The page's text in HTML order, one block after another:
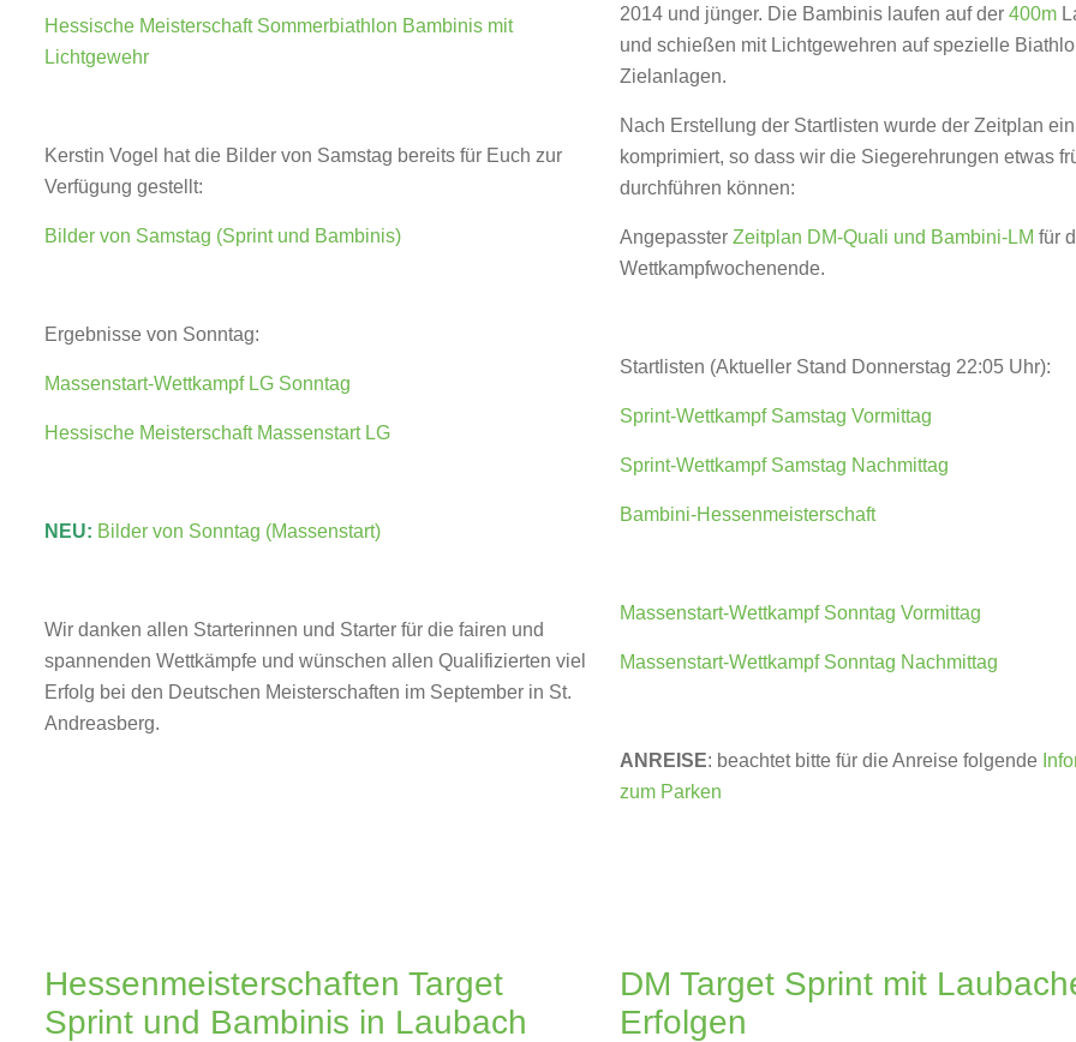
Hessische Meisterschaft Sommerbiathlon Bambinis mit
Lichtgewehr
Kerstin Vogel hat die Bilder von Samstag bereits für Euch zur
Verfügung gestellt:
Bilder von Samstag (Sprint und Bambinis)
Ergebnisse von Sonntag:
Massenstart-Wettkampf LG Sonntag
Hessische Meisterschaft Massenstart LG
NEU: Bilder von Sonntag (Massenstart)
Wir danken allen Starterinnen und Starter für die fairen und
spannenden Wettkämpfe und wünschen allen Qualifizierten viel
Erfolg bei den Deutschen Meisterschaften im September in St.
Andreasberg.
2014 und jünger. Die Bambinis laufen auf der 400m
und schießen mit Lichtgewehren auf spezielle
Zielanlagen.
Nach Erstellung der Startlisten wurde der Zeitplan
komprimiert, so dass wir die Siegerehrungen etwas
durchführen können:
Angepasster Zeitplan DM-Quali und Bambini-LM für
Wettkampfwochenende.
Startlisten (Aktueller Stand Donnerstag 22:05 Uhr):
Sprint-Wettkampf Samstag Vormittag
Sprint-Wettkampf Samstag Nachmittag
Bambini-Hessenmeisterschaft
Massenstart-Wettkampf Sonntag Vormittag
Massenstart-Wettkampf Sonntag Nachmittag
ANREISE: beachtet bitte für die Anreise folgende
zum Parken
Hessenmeisterschaften Target
Sprint und Bambinis in Laubach
DM Target Sprint mit
Erfolgen